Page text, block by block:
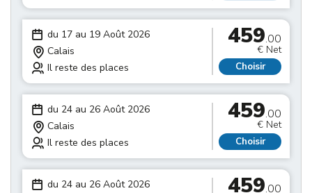
du 17 au 19 Août 2026
Calais
Il reste des places
459.00
€ Net
Choisir
du 24 au 26 Août 2026
Calais
Il reste des places
459.00
€ Net
Choisir
du 24 au 26 Août 2026
459.00